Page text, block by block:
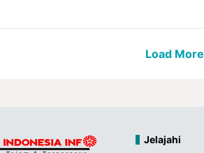
Load More
Jelajahi